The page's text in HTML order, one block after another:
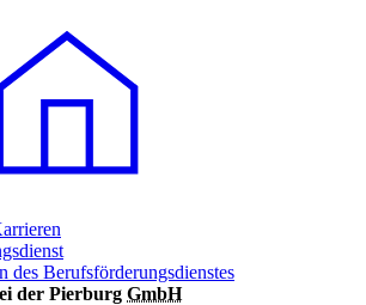
des Berufsförderungsdienstes
der Pierburg GmbH